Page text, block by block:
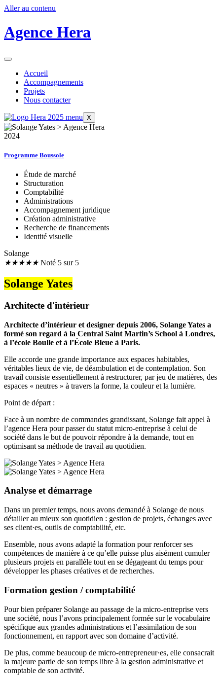
Aller au contenu
Agence Hera
Accueil
Accompagnements
Projets
Nous contacter
X
2024
Programme Boussole
Étude de marché
Structuration
Comptabilité
Administrations
Accompagnement juridique
Création administrative
Recherche de financements
Identité visuelle
Solange
★★★★★ Noté 5 sur 5
Solange Yates
Architecte d'intérieur
Architecte d’intérieur et designer depuis 2006, Solange Yates a
formé son regard à la Central Saint Martin’s School à Londres,
à l’école Boulle et à l’École Bleue à Paris.
Elle accorde une grande importance aux espaces habitables,
véritables lieux de vie, de déambulation et de contemplation. Son
travail consiste essentiellement à restructurer, par jeu de matières, des
espaces « neutres » à travers la forme, la couleur et la lumière.
Point de départ :
Face à un nombre de commandes grandissant, Solange fait appel à
l’agence Hera pour passer du statut micro-entreprise à celui de
société dans le but de pouvoir répondre à la demande, tout en
optimisant sa méthode de travail au quotidien.
Analyse et démarrage
Dans un premier temps, nous avons demandé à Solange de nous
détailler au mieux son quotidien : gestion de projets, échanges avec
ses client·es, outils de comptabilité, etc.
Ensemble, nous avons adapté la formation pour renforcer ses
compétences de manière à ce qu’elle puisse plus aisément cumuler
plusieurs projets en parallèle tout en se dégageant du temps pour
développer les phases créatives et de recherches.
Formation gestion / comptabilité
Pour bien préparer Solange au passage de la micro-entreprise vers
une société, nous l’avons principalement formée sur le vocabulaire
spécifique aux grandes administrations et l’assimilation de son
fonctionnement, en rapport avec son domaine d’activité.
De plus, comme beaucoup de micro-entrepreneur·es, elle consacrait
la majeure partie de son temps libre à la gestion administrative et
comptable de son activité.